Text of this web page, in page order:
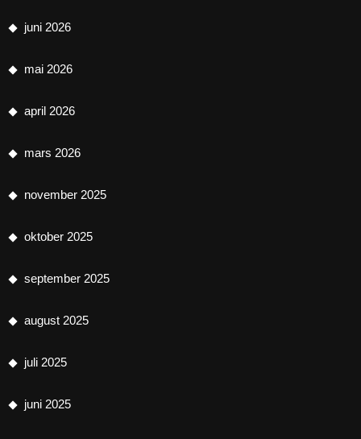
juni 2026
mai 2026
april 2026
mars 2026
november 2025
oktober 2025
september 2025
august 2025
juli 2025
juni 2025